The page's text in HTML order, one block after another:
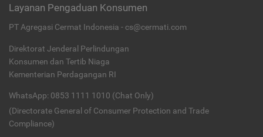
Layanan Pengaduan Konsumen
PT Agregasi Cermat Indonesia - cs@cermati.com
Direktorat Jenderal Perlindungan
Konsumen dan Tertib Niaga
Kementerian Perdagangan RI
WhatsApp: 0853 1111 1010 (Chat Only)
(Directorate General of Consumer Protection and Trade
Compliance)